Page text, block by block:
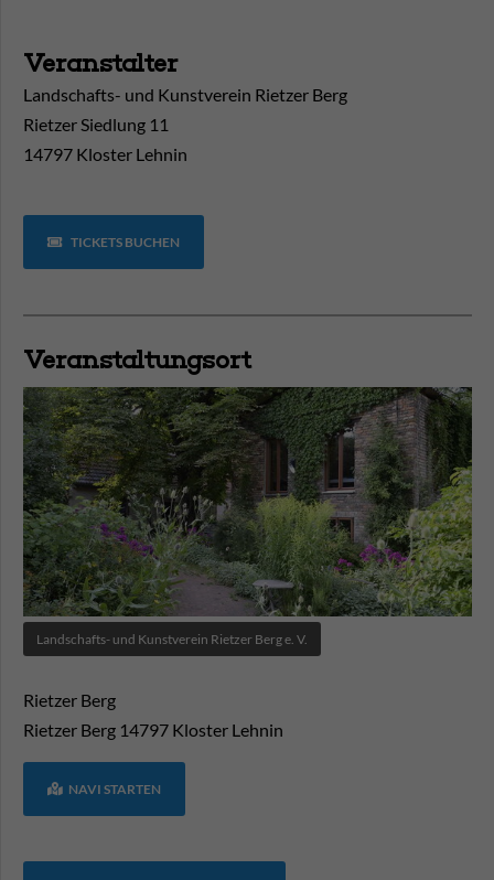
Veranstalter
Landschafts- und Kunstverein Rietzer Berg
Rietzer Siedlung 11
14797 Kloster Lehnin
TICKETS BUCHEN
Veranstaltungsort
Landschafts- und Kunstverein Rietzer Berg e. V.
Rietzer Berg
Rietzer Berg 14797 Kloster Lehnin
NAVI STARTEN